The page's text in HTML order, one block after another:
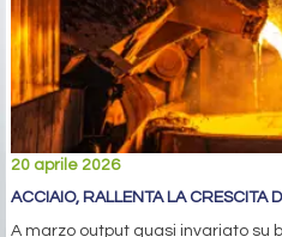
20 aprile 2026
ACCIAIO, RALLENTA LA CRESCITA
A marzo output quasi invariato su